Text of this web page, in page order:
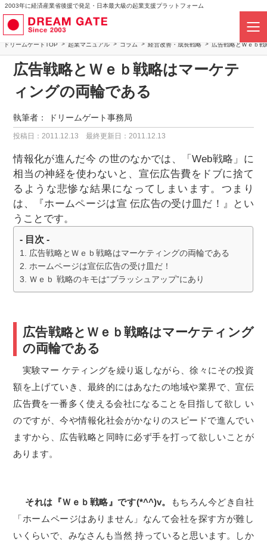
2003年に経済産業省後援で発足・日本最大級の起業支援プラットフォーム
ドリームゲートTOP 起業マニュアル コラム 経営改善・成長戦略 広告戦略とＷｅｂ
広告戦略とＷｅｂ戦略はマーケテ
ィングの両輪である
執筆者： ドリームゲート事務局
投稿日：2011.12.13 最終更新日：2011.12.13
情報化が進んだ今 の世のなかでは、「Web戦略」に
相当の神経を使わないと、宣伝広告費をドブに捨て
るような悲惨な結果になってしまいます。つまり
は、『ホームページは宣 伝広告の受け皿だ！』とい
うことです。
- 目次 -
広告戦略とＷｅｂ戦略はマーケティングの両輪である
ホームページは宣伝広告の受け皿だ！
Ｗｅｂ 戦略のキモは“ブラッシュアップ”にあり
広告戦略とＷｅｂ戦略はマーケティング
の両輪である
実験マー ケティングを繰り返しながら、徐々にその投資
額を上げていき、最終的にはあなたの地域や業界で、宣伝
広告費を一番多く使える会社になることを目指して欲し い
のですが、今や情報化社会がかなりのスピードで進んでい
ますから、広告戦略と同時に必ず手を打って欲しいことが
あります。
それは『Ｗｅｂ戦略』です(*^^)v。
もちろん今どき自社
「ホームページはありません」なんて会社を探す方が難し
いくらいで、みなさんも当然 持っていると思います。しか